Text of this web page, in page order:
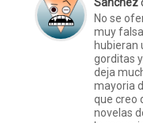
No se
muy
hubieran
gorditas
deja
mayoria
que creo
novelas